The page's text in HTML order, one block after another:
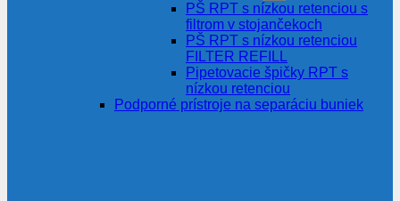
PŠ RPT s nízkou retenciou s
filtrom v stojančekoch
PŠ RPT s nízkou retenciou
FILTER REFILL
Pipetovacie špičky RPT s
nízkou retenciou
Podporné prístroje na separáciu buniek